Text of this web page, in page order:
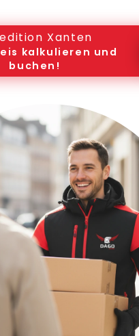
Xanten
kalkulieren und
buchen!